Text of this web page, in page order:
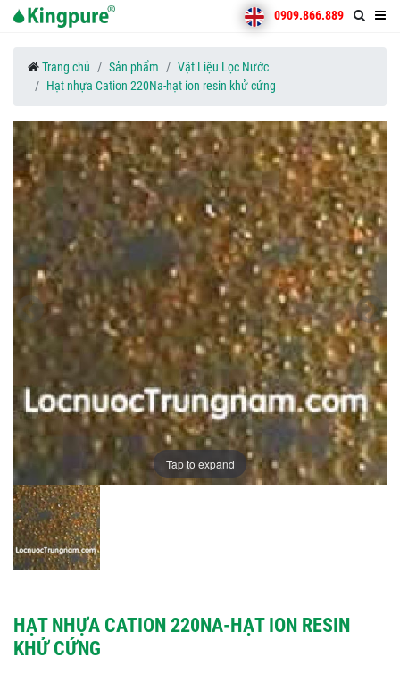
0909.866.889
Trang chủ Sản phẩm
Vật Liệu Lọc Nước
Hạt nhựa Cation 220Na-hạt ion resin khử cứng
Tap to expand
HẠT NHỰA CATION 220NA-HẠT ION RESIN
KHỬ CỨNG